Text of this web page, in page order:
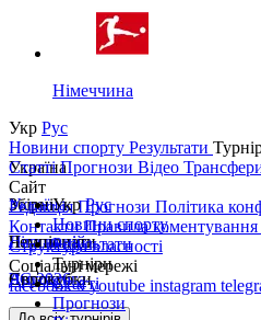
Німеччина
Укр Рус
Новини спорту Результати
Україна
Україна
Перша ліга
Друга ліга
Кубок України
Збірні
Ліга націй
ЧС 2026
Чемпіонати
Англія
Іспанія
Єврокубки
Ліга чемпіонів
СтаттіПрогнози Відео
Сайт
РедакціяПрогнози Політика
КонтактиПравила коментування
Структура власності
Соціальні мережі
facebookxyoutube instagram
УкрРус
Новини спорту
Результати
Турніри
Статті
Прогнози